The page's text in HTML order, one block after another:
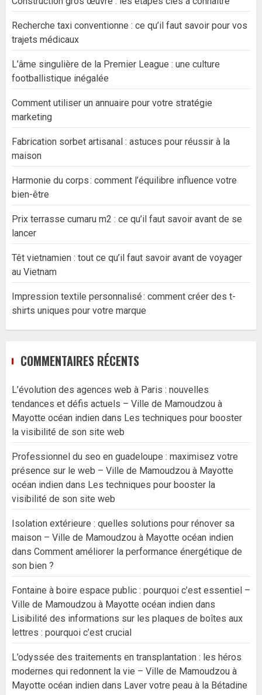
Recherche taxi conventionne : ce qu’il faut savoir pour vos
trajets médicaux
L’âme singulière de la Premier League : une culture
footballistique inégalée
Comment utiliser un annuaire pour votre stratégie
marketing
Fabrication sorbet artisanal : astuces pour réussir à la
maison
Harmonie du corps : comment l’équilibre influence votre
bien-être
Prix terrasse cumaru m2 : ce qu’il faut savoir avant de se
lancer
Têt vietnamien : tout ce qu’il faut savoir avant de voyager
au Vietnam
Impression textile personnalisé : comment créer des t-
shirts uniques pour votre marque
COMMENTAIRES RÉCENTS
L’évolution des agences web à Paris : nouvelles
tendances et défis actuels – Ville de Mamoudzou à
Mayotte océan indien dans Les techniques pour booster
la visibilité de son site web
Professionnel du seo en guadeloupe : maximisez votre
présence sur le web – Ville de Mamoudzou à Mayotte
océan indien dans Les techniques pour booster la
visibilité de son site web
Isolation extérieure : quelles solutions pour rénover sa
maison – Ville de Mamoudzou à Mayotte océan indien
dans Comment améliorer la performance énergétique de
son bien ?
Fontaine à boire espace public : pourquoi c’est essentiel –
Ville de Mamoudzou à Mayotte océan indien dans
Lisibilité des informations sur les plaques de boîtes aux
lettres : pourquoi c’est crucial
L’odyssée des traitements en transplantation : les héros
modernes qui redonnent la vie – Ville de Mamoudzou à
Mayotte océan indien dans Laver votre peau à la Bétadine